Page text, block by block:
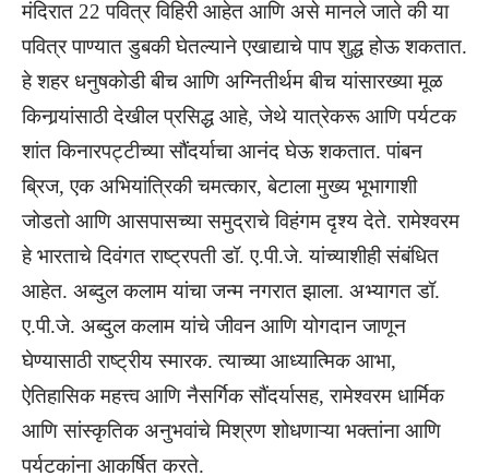
मंदिरात 22 पवित्र विहिरी आहेत आणि असे मानले जाते की या
पवित्र पाण्यात डुबकी घेतल्याने एखाद्याचे पाप शुद्ध होऊ शकतात.
हे शहर धनुषकोडी बीच आणि अग्नितीर्थम बीच यांसारख्या मूळ
किनार्‍यांसाठी देखील प्रसिद्ध आहे, जेथे यात्रेकरू आणि पर्यटक
शांत किनारपट्टीच्या सौंदर्याचा आनंद घेऊ शकतात. पांबन
ब्रिज, एक अभियांत्रिकी चमत्कार, बेटाला मुख्य भूभागाशी
जोडतो आणि आसपासच्या समुद्राचे विहंगम दृश्य देते. रामेश्वरम
हे भारताचे दिवंगत राष्ट्रपती डॉ. ए.पी.जे. यांच्याशीही संबंधित
आहेत. अब्दुल कलाम यांचा जन्म नगरात झाला. अभ्यागत डॉ.
ए.पी.जे. अब्दुल कलाम यांचे जीवन आणि योगदान जाणून
घेण्यासाठी राष्ट्रीय स्मारक. त्याच्या आध्यात्मिक आभा,
ऐतिहासिक महत्त्व आणि नैसर्गिक सौंदर्यासह, रामेश्वरम धार्मिक
आणि सांस्कृतिक अनुभवांचे मिश्रण शोधणाऱ्या भक्तांना आणि
पर्यटकांना आकर्षित करते.